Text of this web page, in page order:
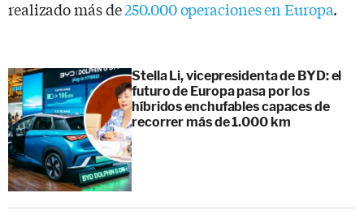
realizado más de250.000 operaciones en Europa.
Stella Li, vicepresidenta de BYD: el
futuro de Europa pasa por los
híbridos enchufables capaces de
recorrer más de 1.000 km